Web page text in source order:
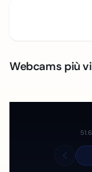
Webcams più